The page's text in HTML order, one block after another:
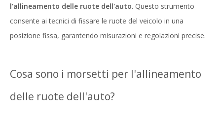
l'allineamento delle ruote dell'auto. Questo strumento
consente ai tecnici di fissare le ruote del veicolo in una
posizione fissa, garantendo misurazioni e regolazioni precise.
Cosa sono i morsetti per l'allineamento
delle ruote dell'auto?